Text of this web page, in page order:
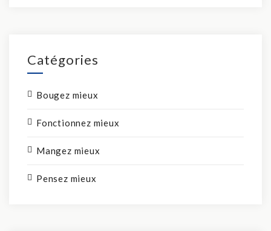
Catégories
Bougez mieux
Fonctionnez mieux
Mangez mieux
Pensez mieux